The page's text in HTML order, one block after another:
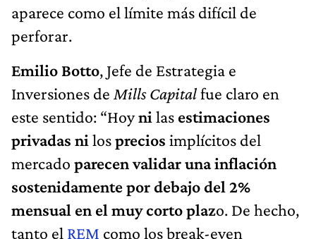
aparece como el límite más difícil de
perforar.
Emilio Botto, Jefe de Estrategia e
Inversiones de Mills Capitalfue claro en
este sentido: “Hoyni las estimaciones
privadas ni losprecios implícitos del
mercado parecen validar una inflación
sostenidamente por debajo del 2%
mensual en el muy corto plazo. De hecho,
tanto el REM como los break-even